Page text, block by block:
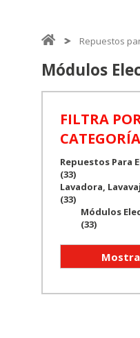
Repuestos
Módulos
FILTRA
CATEGORÍA
Repuestos Para
(33)
Lavadora,
(33)
Módulos
(33)